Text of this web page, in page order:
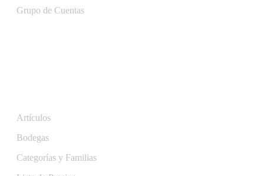
Grupo de Cuentas
Artículos
Bodegas
Categorías y Familias